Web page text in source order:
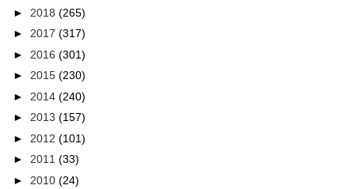
► 2018 (265)
► 2017 (317)
► 2016 (301)
► 2015 (230)
► 2014 (240)
► 2013 (157)
► 2012 (101)
► 2011 (33)
► 2010 (24)